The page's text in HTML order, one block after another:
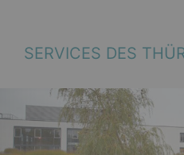
SERVICES DES